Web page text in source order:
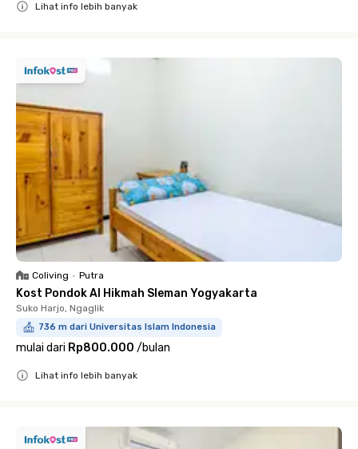
Lihat info lebih banyak
Coliving • Putra
Kost Pondok Al Hikmah Sleman Yogyakarta
Suko Harjo, Ngaglik
736 m dari Universitas Islam Indonesia
mulai dari Rp800.000 /bulan
Lihat info lebih banyak